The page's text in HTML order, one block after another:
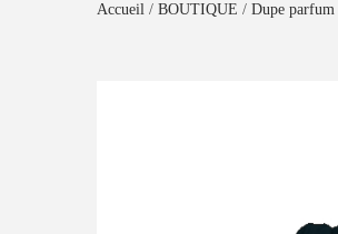
Accueil / BOUTIQUE / Dupe parfum